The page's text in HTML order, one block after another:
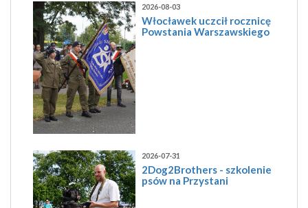
2026-08-03
Włocławek uczcił rocznicę
Powstania Warszawskiego
2026-07-31
2Dog2Brothers - szkolenie
psów na Przystani